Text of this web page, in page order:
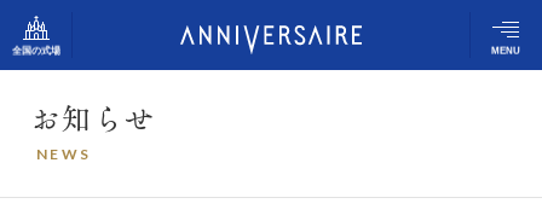
お知 ら せ
N E W S
MENU
全国の式場
アニヴェルセルの想い
結婚式の流れ